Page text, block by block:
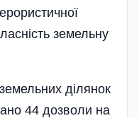
земельну
ділянок
44 дозволи на